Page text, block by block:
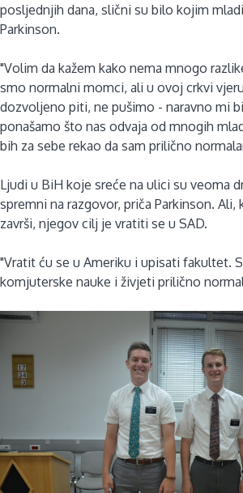
posljednjih dana, slični su bilo kojim
Parkinson.
"Volim da kažem kako nema mnogo
smo normalni momci, ali u ovoj crkvi
dozvoljeno piti, ne pušimo - naravno mi
ponašamo što nas odvaja od mnogih
bih za sebe rekao da sam prilično
Ljudi u BiH koje sreće na ulici su veoma
spremni na razgovor, priča Parkinson. Ali,
završi, njegov cilj je vratiti se u SAD.
"Vratit ću se u Ameriku i upisati fakultet.
komjuterske nauke i živjeti prilično